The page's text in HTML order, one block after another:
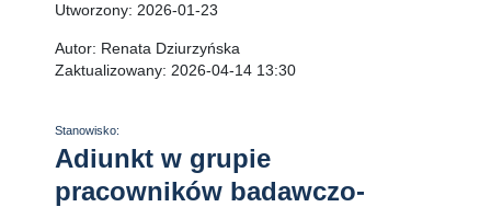
Utworzony: 2026-01-23
Autor: Renata Dziurzyńska
Zaktualizowany: 2026-04-14 13:30
Stanowisko:
Adiunkt w grupie
pracowników badawczo-